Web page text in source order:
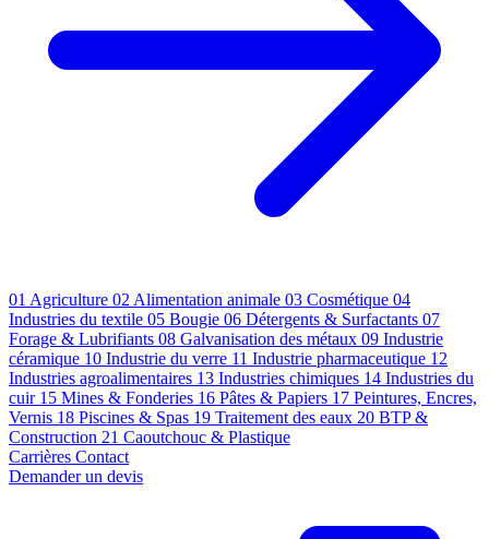
01 Agriculture 02 Alimentation animale 03 Cosmétique 04
Industries du textile 05 Bougie 06 Détergents & Surfactants 07
Forage & Lubrifiants 08 Galvanisation des métaux 09 Industrie
céramique 10 Industrie du verre 11 Industrie pharmaceutique 12
Industries agroalimentaires 13 Industries chimiques 14 Industries du
cuir 15 Mines & Fonderies 16 Pâtes & Papiers 17 Peintures, Encres,
Vernis 18 Piscines & Spas 19 Traitement des eaux 20 BTP &
Construction 21 Caoutchouc & Plastique
Carrières Contact
Demander un devis